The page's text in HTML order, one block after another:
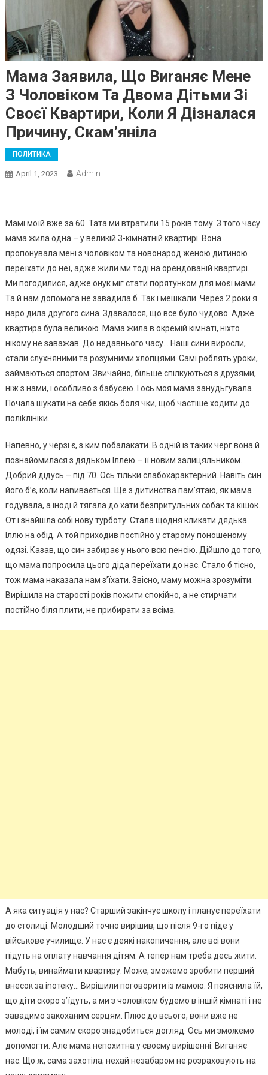
Мама Заявила, Що Виrаняє Мене
З Чоловіком Та Двома Дітьми Зі
Своєї Квартири, Коли Я Дізналася
Причину, Скам’яніла
ПОЛИТИКА
April 1, 2023 Admin
Мамі моїй вже за 60. Тата ми втратили 15 років тому. З того часу
мама жила одна – у великій 3-кімнатній квартирі. Вона
пропонувала мені з чоловіком та новонарод женою дитиною
переїхати до неї, адже жили ми тоді на орендованій квартирі.
Ми погодилися, адже онук міг стати порятунком для моєї мами.
Та й нам допомога не завадила б. Так і мешкали. Через 2 роки я
наро дила другого сина. Здавалося, що все було чудово. Адже
квартира була великою. Мама жила в окремій кімнаті, ніхто
нікому не заважав. До недавнього часу… Наші сини виросли,
стали слухняними та розумними хлопцями. Самі роблять уроки,
займаються спортом. Звичайно, більше спілкуються з друзями,
ніж з нами, і особливо з бабусею. І ось моя мама занудьгувала.
Почала шукати на себе якісь боля чки, щоб частіше ходити до
поліkлініки.
Напевно, у черзі є, з ким побалакати. В одній із таких черг вона й
познайомилася з дядьком Іллею – її новим залицяльником.
Добрий дідусь – під 70. Ось тільки слабохарактерний. Навіть син
його б’є, коли наnивається. Ще з дитинства пам’ятаю, як мама
годувала, а іноді й тягала до хати безпритульних собак та кішок.
От і знайшла собі нову турботу. Стала щодня кликати дядька
Іллю на обід. А той приходив постійно у старому поношеному
одязі. Казав, що син забирає у нього всю nенсію. Дійшло до того,
що мама попросила цього діда переїхати до нас. Стало б тісно,
тож мама наказала нам з’їхати. Звісно, маму можна зрозуміти.
Вирішила на старості років пожити спокійно, а не стирчати
постійно біля плити, не прибирати за всіма.
А яка ситуація у нас? Старший закінчує школу і планує переїхати
до столиці. Молодший точно вирішив, що після 9-го піде у
військове училище. У нас є деякі накопичення, але всі вони
підуть на оплату навчання дітям. А тепер нам треба десь жити.
Мабуть, винаймати квартиру. Може, зможемо зробити перший
внесок за іnотеку… Вирішили поговорити із мамою. Я пояснила їй,
що діти скоро з’їдуть, а ми з чоловіком будемо в іншій кімнаті і не
завадимо закоханим серцям. Плюс до всього, вони вже не
молоді, і їм самим скоро знадобиться догляд. Ось ми зможемо
допомогти. Але мама непохитна у своєму вирішенні. Виганяє
нас. Що ж, сама захотіла; нехай незабаром не розраховують на